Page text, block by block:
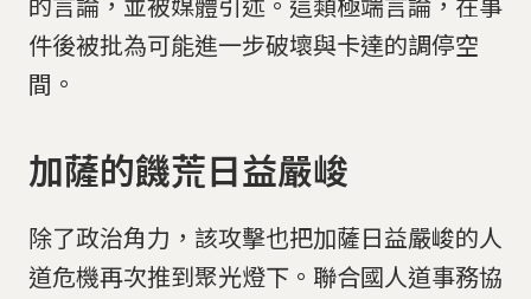
件後被批為可能進一步破壞與卡達的調停空
間。
加薩的饑荒日益嚴峻
除了政治角力，該攻擊也把加薩日益嚴峻的人
道危機再次推到聚光燈下。聯合國人道事務協